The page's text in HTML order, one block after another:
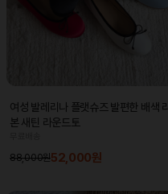
여성 발레리나 플랫슈즈 발편한 배색 리
본 새틴 라운드토
88,000원52,000원